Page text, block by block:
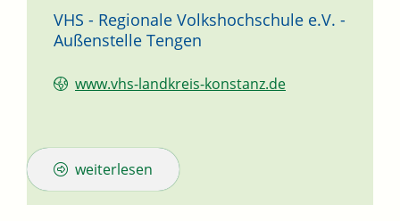
VHS - Regionale Volkshochschule e.V. -
Außenstelle Tengen
www.vhs-landkreis-konstanz.de
weiterlesen